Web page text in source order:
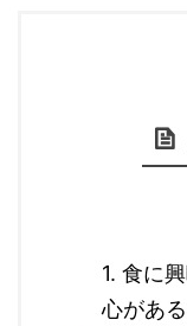
1. 食に
心があ